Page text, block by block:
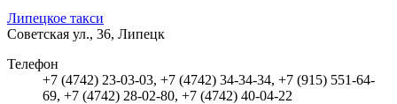
Липецкое такси
Советская ул., 36, Липецк
Телефон
+7 (4742) 23-03-03, +7 (4742) 34-34-34, +7 (915) 551-64-
69, +7 (4742) 28-02-80, +7 (4742) 40-04-22